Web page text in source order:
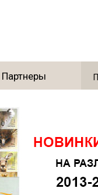
Партнеры